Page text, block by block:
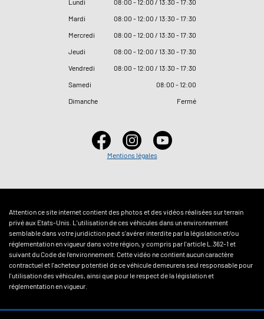
Lundi 08:00 - 12:00 / 13:30 - 17:30
Mardi
08:00 - 12:00 / 13:30 - 17:30
Mercredi
08:00 - 12:00 / 13:30 - 17:30
Jeudi
08:00 - 12:00 / 13:30 - 17:30
Vendredi
08:00 - 12:00 / 13:30 - 17:30
Samedi
08:00 - 12:00
Dimanche
Fermé
Mentions légales
Attention ce site internet contient des photos et des vidéos réalisées sur terrain
privé aux Etats-Unis. L'utilisation de ces véhicules dans un environnement
semblable dans votre juridiction peut s'avérer interdite par la législation et/ou
réglementation en vigueur dans votre région, y compris par l'article L.362-1 et
suivant du Code de l'environnement. Cette vidéo ne contient aucun caractère
contractuel et l'acheteur potentiel de ce véhicule demeurera seul responsable pour
l'utilisation des véhicules, ainsi que pour le respect de la législation et
réglementation en vigueur.